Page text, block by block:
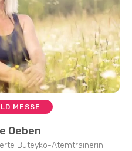
MESSE
Oeben
Buteyko-Atemtrainerin